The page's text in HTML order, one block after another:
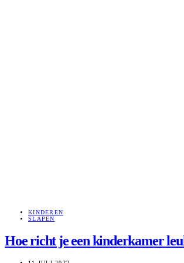
KINDEREN
SLAPEN
Hoe richt je een kinderkamer